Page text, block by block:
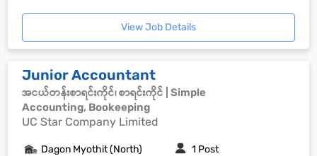
View Job Details
Junior Accountant
အငယ်တန်းစာရင်းကိုင်၊ စာရင်းကိုင် | Simple
Accounting, Bookeeping
UC Star Company Limited
Dagon Myothit (North) 1 Post